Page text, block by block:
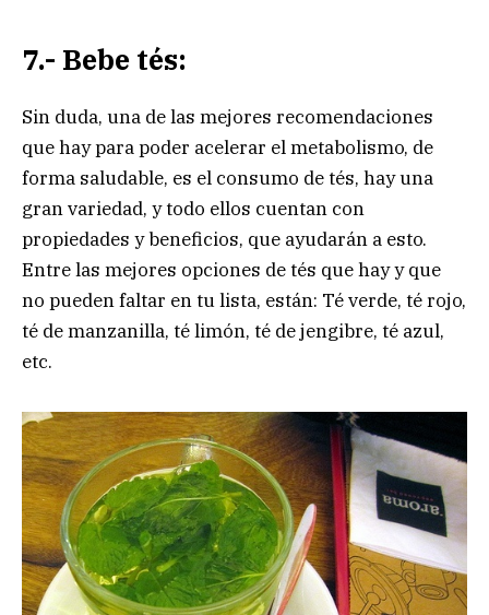
7.- Bebe tés:
Sin duda, una de las mejores recomendaciones
que hay para poder acelerar el metabolismo, de
forma saludable, es el consumo de tés, hay una
gran variedad, y todo ellos cuentan con
propiedades y beneficios, que ayudarán a esto.
Entre las mejores opciones de tés que hay y que
no pueden faltar en tu lista, están: Té verde, té rojo,
té de manzanilla, té limón, té de jengibre, té azul,
etc.